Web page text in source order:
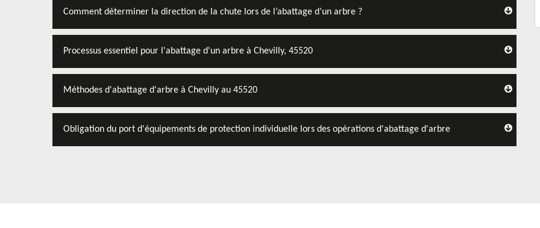
Comment déterminer la direction de la chute lors de l’abattage d’un arbre ?
Processus essentiel pour l'abattage d'un arbre à Chevilly, 45520
Méthodes d'abattage d'arbre à Chevilly au 45520
Obligation du port d'équipements de protection individuelle lors des opérations d'abattage d'arbre